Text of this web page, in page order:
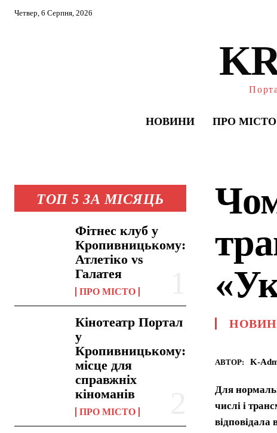
Четвер, 6 Серпня, 2026
НОВИНИ ПРО МІСТО
ТОП 5 ЗА МІСЯЦЬ
Фітнес клуб у
Кропивницькому:
Атлетіко vs
Галатея
ПРО МІСТО
Кінотеатр Портал
у
Кропивницькому:
місце для
справжніх
кіноманів
ПРО МІСТО
АВТОР: K-
Для
числі і
відповідала